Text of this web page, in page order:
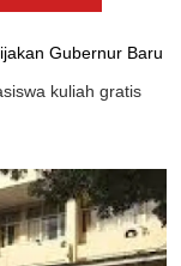
Gubernur Baru
kuliah gratis